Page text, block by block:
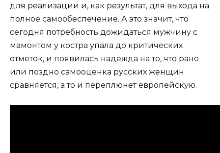
для реализации и, как результат, для выхода на
полное самообеспечение. А это значит, что
сегодня потребность дожидаться мужчину с
мамонтом у костра упала до критических
отметок, и появилась надежда на то, что рано
или поздно самооценка русских женщин
сравняется, а то и переплюнет европейскую.